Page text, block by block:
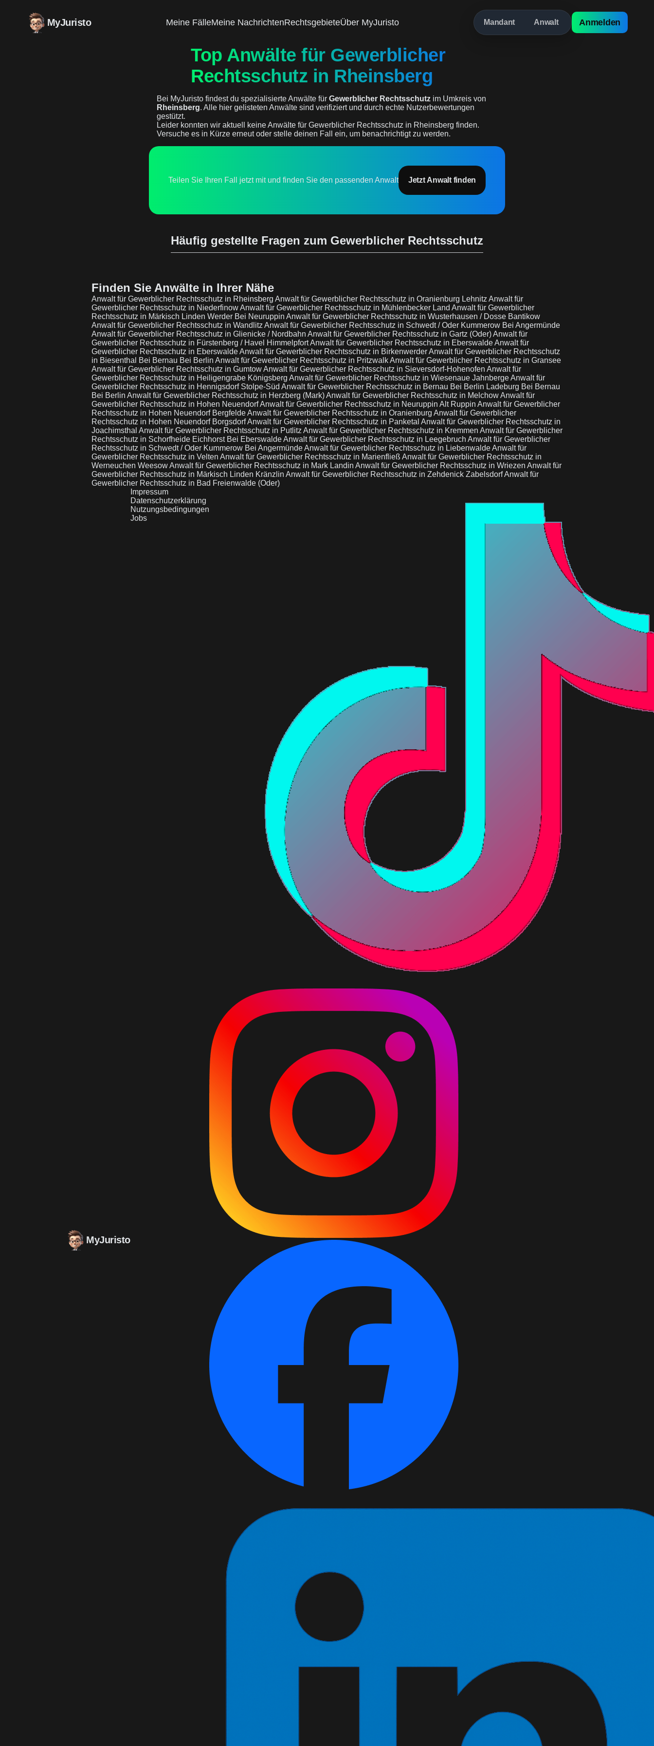
MyJuristo Meine FälleMeine NachrichtenRechtsgebieteÜber MyJuristo Mandant Anwalt Anmelden
Top Anwälte für Gewerblicher
Rechtsschutz in Rheinsberg
Bei MyJuristo findest du spezialisierte Anwälte für Gewerblicher Rechtsschutz im Umkreis von
Rheinsberg. Alle hier gelisteten Anwälte sind verifiziert und durch echte Nutzerbewertungen
gestützt.
Leider konnten wir aktuell keine Anwälte für Gewerblicher Rechtsschutz in Rheinsberg finden.
Versuche es in Kürze erneut oder stelle deinen Fall ein, um benachrichtigt zu werden.
Teilen Sie Ihren Fall jetzt mit und finden Sie den passenden Anwalt Jetzt Anwalt finden
Häufig gestellte Fragen zum Gewerblicher Rechtsschutz
Finden Sie Anwälte in Ihrer Nähe
Anwalt für Gewerblicher Rechtsschutz in Rheinsberg Anwalt für Gewerblicher Rechtsschutz in Oranienburg Lehnitz Anwalt für
Gewerblicher Rechtsschutz in NiederfinowAnwalt für Gewerblicher Rechtsschutz in Mühlenbecker Land Anwalt für Gewerblicher
Rechtsschutz in Märkisch Linden Werder Bei Neuruppin Anwalt für Gewerblicher Rechtsschutz in Wusterhausen / Dosse Bantikow
Anwalt für Gewerblicher Rechtsschutz in Wandlitz Anwalt für Gewerblicher Rechtsschutz in Schwedt / Oder Kummerow Bei Angermünde
Anwalt für Gewerblicher Rechtsschutz in Glienicke / Nordbahn Anwalt für Gewerblicher Rechtsschutz in Gartz (Oder)Anwalt für
Gewerblicher Rechtsschutz in Fürstenberg / Havel HimmelpfortAnwalt für Gewerblicher Rechtsschutz in EberswaldeAnwalt für
Gewerblicher Rechtsschutz in EberswaldeAnwalt für Gewerblicher Rechtsschutz in BirkenwerderAnwalt für Gewerblicher Rechtsschutz
in Biesenthal Bei Bernau Bei Berlin Anwalt für Gewerblicher Rechtsschutz in PritzwalkAnwalt für Gewerblicher Rechtsschutz in Gransee
Anwalt für Gewerblicher Rechtsschutz in GumtowAnwalt für Gewerblicher Rechtsschutz in Sieversdorf-Hohenofen Anwalt für
Gewerblicher Rechtsschutz in Heiligengrabe Königsberg Anwalt für Gewerblicher Rechtsschutz in Wiesenaue JahnbergeAnwalt für
Gewerblicher Rechtsschutz in Hennigsdorf Stolpe-Süd Anwalt für Gewerblicher Rechtsschutz in Bernau Bei Berlin Ladeburg Bei Bernau
Bei Berlin Anwalt für Gewerblicher Rechtsschutz in Herzberg (Mark)Anwalt für Gewerblicher Rechtsschutz in MelchowAnwalt für
Gewerblicher Rechtsschutz in Hohen NeuendorfAnwalt für Gewerblicher Rechtsschutz in Neuruppin Alt Ruppin Anwalt für Gewerblicher
Rechtsschutz in Hohen Neuendorf BergfeldeAnwalt für Gewerblicher Rechtsschutz in Oranienburg Anwalt für Gewerblicher
Rechtsschutz in Hohen Neuendorf BorgsdorfAnwalt für Gewerblicher Rechtsschutz in Panketal Anwalt für Gewerblicher Rechtsschutz in
Joachimsthal Anwalt für Gewerblicher Rechtsschutz in Putlitz Anwalt für Gewerblicher Rechtsschutz in Kremmen Anwalt für Gewerblicher
Rechtsschutz in Schorfheide Eichhorst Bei EberswaldeAnwalt für Gewerblicher Rechtsschutz in Leegebruch Anwalt für Gewerblicher
Rechtsschutz in Schwedt / Oder Kummerow Bei AngermündeAnwalt für Gewerblicher Rechtsschutz in LiebenwaldeAnwalt für
Gewerblicher Rechtsschutz in Velten Anwalt für Gewerblicher Rechtsschutz in Marienfließ Anwalt für Gewerblicher Rechtsschutz in
Werneuchen WeesowAnwalt für Gewerblicher Rechtsschutz in Mark Landin Anwalt für Gewerblicher Rechtsschutz in Wriezen Anwalt für
Gewerblicher Rechtsschutz in Märkisch Linden Kränzlin Anwalt für Gewerblicher Rechtsschutz in Zehdenick ZabelsdorfAnwalt für
Gewerblicher Rechtsschutz in Bad Freienwalde (Oder)
MyJuristo
Impressum
Datenschutzerklärung
Nutzungsbedingungen
Jobs